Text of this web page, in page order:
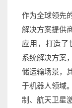
作为全球领先
解决方案提供
应用，打造了
系统解决方案
储运输场景，
于机器人领域
制、航天卫星